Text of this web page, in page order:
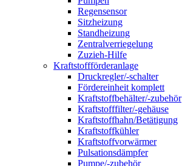
Regensensor
Sitzheizung
Standheizung
Zentralverriegelung
Zuzieh-Hilfe
Kraftstoffförderanlage
Druckregler/-schalter
Fördereinheit komplett
Kraftstoffbehälter/-zubehör
Kraftstofffilter/-gehäuse
Kraftstoffhahn/Betätigung
Kraftstoffkühler
Kraftstoffvorwärmer
Pulsationsdämpfer
Pumpe/-zubehör